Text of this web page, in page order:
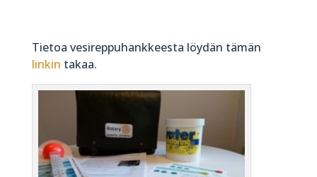
Tietoa vesireppuhankkeesta löydän tämän
linkin takaa.